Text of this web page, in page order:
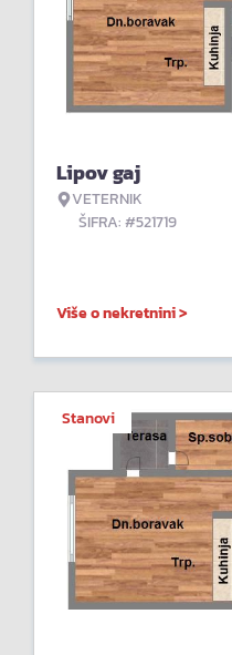
Lipov gaj
VETERNIK
ŠIFRA: #521719
Više o nekretnini >
Stanovi